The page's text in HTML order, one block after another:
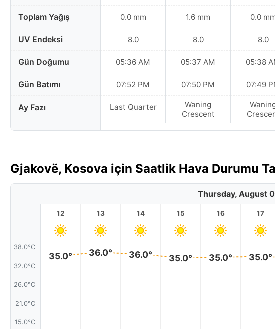
Toplam Yağış
UV Endeksi
Gün Doğumu
Gün Batımı
Ay Fazı
0.0 mm
8.0
05:36 AM
07:52 PM
Last Quarter
1.6 mm
8.0
05:37 AM
07:50 PM
Waning
Crescent
0.0
8.0
05:38
07:49
Gjakovë, Kosova için Saatlik Hava Durumu
Thursday, August
38.0°C
32.0°C
26.0°C
21.0°C
15.0°C
12
35.0°
13
36.0°
14
36.0°
15
35.0°
16
35.0°
17
35.0°